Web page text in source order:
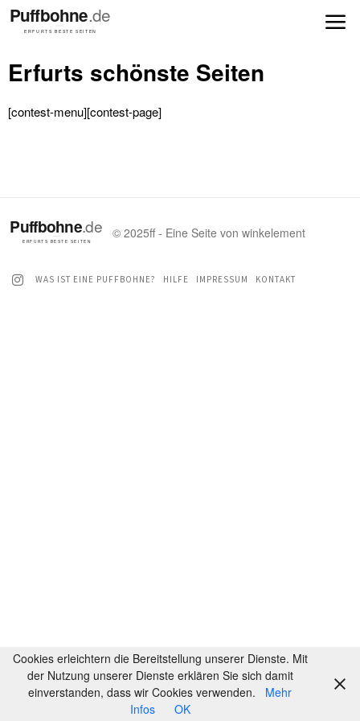
Erfurts schönste Seiten
[contest-menu][contest-page]
© 2025ff - Eine Seite von winkelement
WAS IST EINE PUFFBOHNE? HILFE IMPRESSUM KONTAKT
Cookies erleichtern die Bereitstellung unserer Dienste. Mit
der Nutzung unserer Dienste erklären Sie sich damit
einverstanden, dass wir Cookies verwenden.
Mehr
Infos
OK